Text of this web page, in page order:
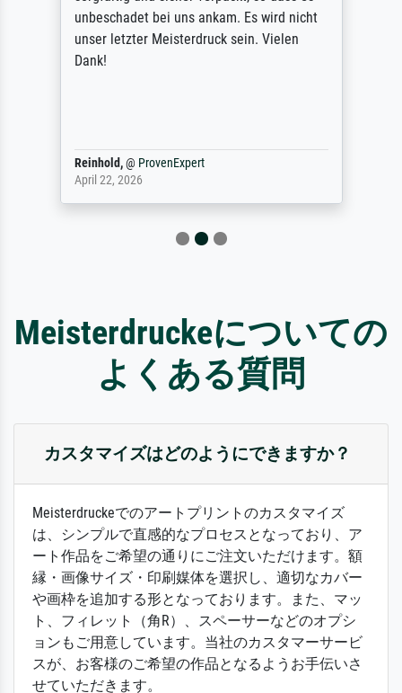
unbeschadet bei uns ankam. Es wird nicht
unser letzter Meisterdruck sein. Vielen
Dank!
Reinhold,@ ProvenExpert
April 22, 2026
Meisterdruckeについての
よくある質問
カスタマイズはどのようにできますか？
Meisterdruckeでのアートプリントのカスタマイズ
は、シンプルで直感的なプロセスとなっており、ア
ート作品をご希望の通りにご注文いただけます。額
縁・画像サイズ・印刷媒体を選択し、適切なカバー
や画枠を追加する形となっております。また、マッ
ト、フィレット（角R）、スペーサーなどのオプシ
ョンもご用意しています。当社のカスタマーサービ
スが、お客様のご希望の作品となるようお手伝いさ
せていただきます。